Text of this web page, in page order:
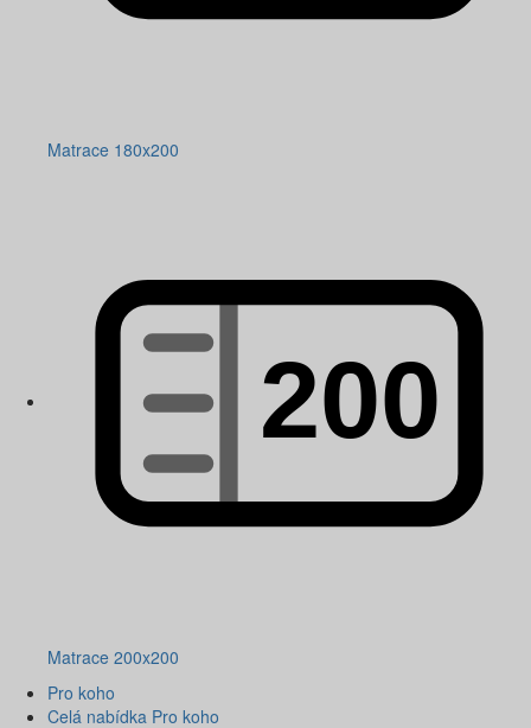
Matrace 180x200
Matrace 200x200
Pro koho
Celá nabídka Pro koho